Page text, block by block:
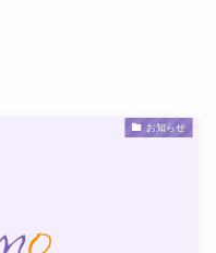
お知らせ